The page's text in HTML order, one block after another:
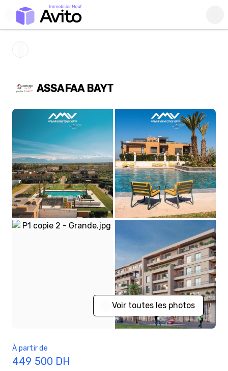
ASSAFAA BAYT
Voir toutes les photos
À partir de
449 500 DH